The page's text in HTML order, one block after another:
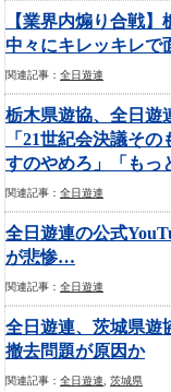
【業界内煽り合戦
中々にキレッキレで
関連記事： 全日遊連
栃木県遊協、全日遊
「21世紀会決議そ
すのやめろ」「もっ
関連記事： 全日遊連
全日遊連の公式
が悲惨…
関連記事： 全日遊連
全日遊連、茨城県遊
撤去問題が原因か
関連記事： 全日遊連 茨城県